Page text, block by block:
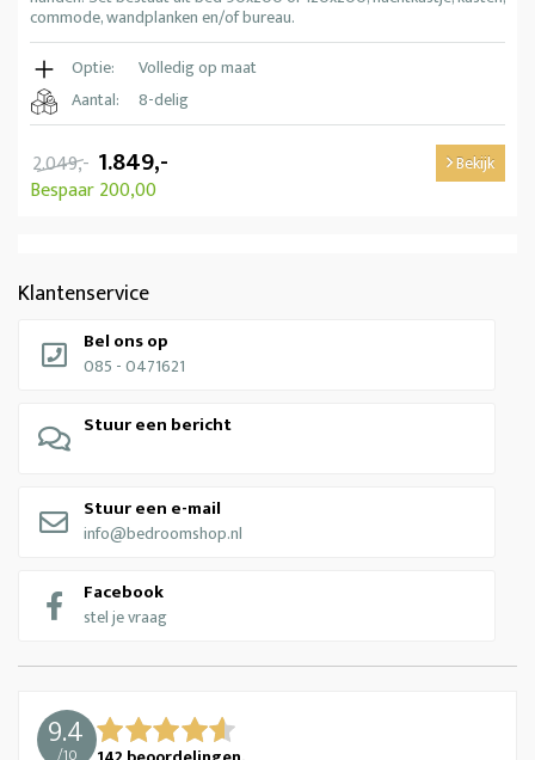
Klantenservice
Bel ons op
085 - 0471621
Stuur een bericht
Stuur een e-mail
info@bedroomshop.nl
Facebook
stel je vraag
9.4
commode, wandplanken en/of bureau.
Optie:
Volledig op maat
Aantal:
8-delig
2.049,- 1.849,-
Bespaar 200,00
Bekijk